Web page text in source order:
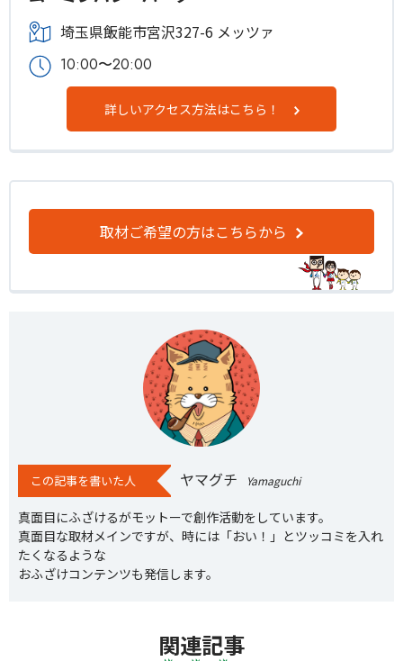
埼玉県飯能市宮沢327-6 メッツァ
10:00〜20:00
詳しいアクセス方法はこちら！
取材ご希望の方はこちらから
この記事を書いた人 ヤマグチ Yamaguchi
真面目にふざけるがモットーで創作活動をしています。
真面目な取材メインですが、時には「おい！」とツッコミを入れ
たくなるような
おふざけコンテンツも発信します。
関連記事